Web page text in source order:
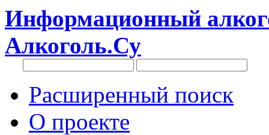
Информационный
Алкоголь.Су
Расширенный поиск
О проекте